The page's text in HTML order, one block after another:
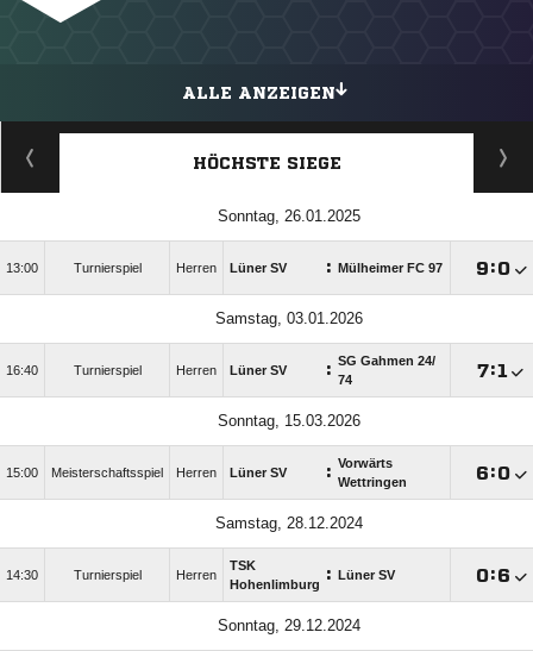
ALLE ANZEIGEN
HÖCHSTE SIEGE
Sonntag, 26.01.2025
13:00 Turnierspiel Herren Lüner SV : Mülheimer FC 97 :
Samstag, 03.01.2026
16:40 Turnierspiel Herren Lüner SV : SG Gahmen 24/​
74
:
Sonntag, 15.03.2026
15:00 Meisterschaftsspiel Herren Lüner SV : Vorwärts
Wettringen
:
Samstag, 28.12.2024
14:30 Turnierspiel Herren
TSK
Hohenlimburg : Lüner SV :
Sonntag, 29.12.2024